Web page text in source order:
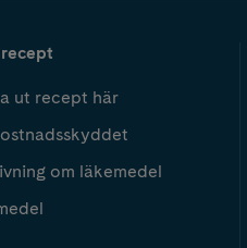
ut recept här
om läkemedel